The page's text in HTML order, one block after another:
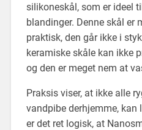
silikoneskål, som er ideel
blandinger. Denne skål er
praktisk, den går ikke i
keramiske skåle kan ikke
og den er meget nem at
Praksis viser, at ikke alle
vandpibe derhjemme, kan
er det ret logisk, at